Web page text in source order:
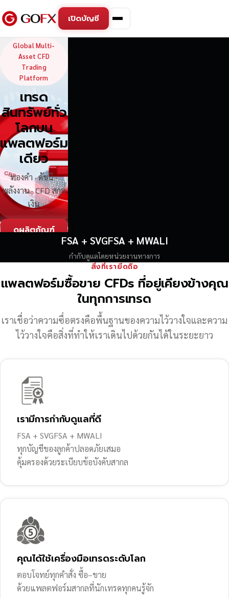
เปิดบัญชี
GoFX — Global Multi-
Global Multi-
Asset CFD
Trading
Platform
เทรด
สินทรัพย์ทั่ว
โลกบน
แพลตฟอร์ม
เดียว
ทองคำ · ดัชนี ·
พลังงาน · CFD สกุล
เงิน
ดูผลิตภัณฑ์
FSA + SVGFSA + MWALI
กำกับดูแลโดยหน่วยงานทางการ
สิ่งที่เรายึดถือ
แพลตฟอร์มซื้อขาย CFDs ที่อยู่เคียงข้างคุณ
ในทุกการเทรด
เราเชื่อว่าความซื่อตรงคือพื้นฐานของความไว้วางใจและความ
ไว้วางใจคือสิ่งที่ทำให้เราเดินไปด้วยกันได้ในระยะยาว
เรามีการกำกับดูแลที่ดี
FSA + SVGFSA + MWALI
ทุกบัญชีของลูกค้าปลอดภัยเสมอ
คุ้มครองด้วยระเบียบข้อบังคับสากล
คุณได้ใช้เครื่องมือเทรดระดับโลก
ตอบโจทย์ทุกคำสั่ง ซื้อ–ขาย
ด้วยแพลตฟอร์มสากลที่นักเทรดทุกคนรู้จัก